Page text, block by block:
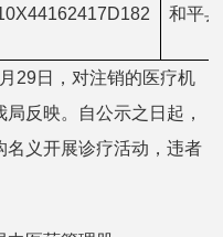
和平
日，对注销的医疗机
反映。自公示之日起，
名义开展诊疗活动，违者